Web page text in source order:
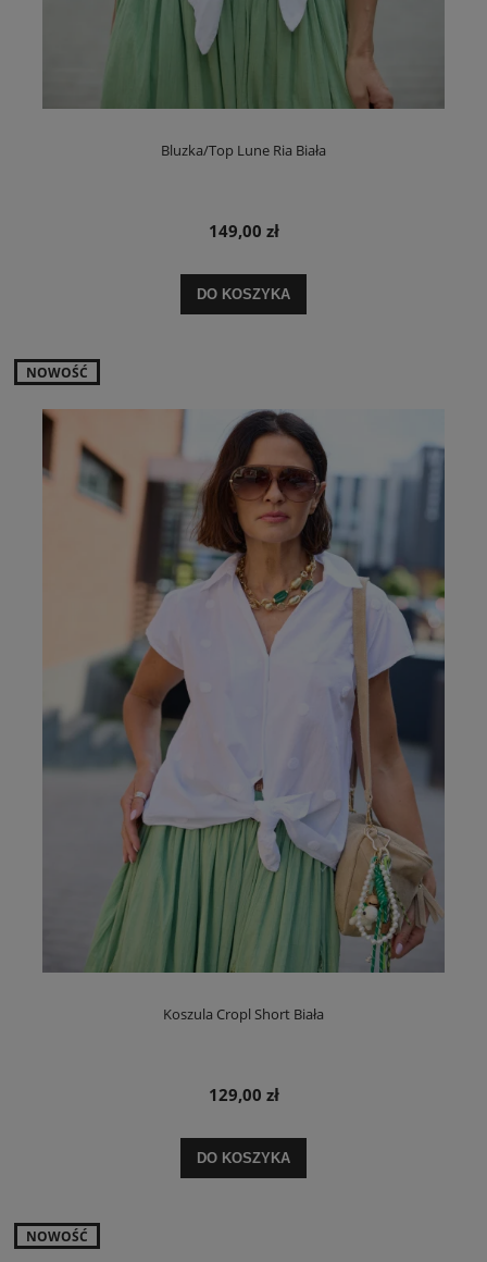
Bluzka/Top Lune Ria Biała
149,00 zł
DO KOSZYKA
Koszula Cropl Short Biała
129,00 zł
DO KOSZYKA
NOWOŚĆ
NOWOŚĆ